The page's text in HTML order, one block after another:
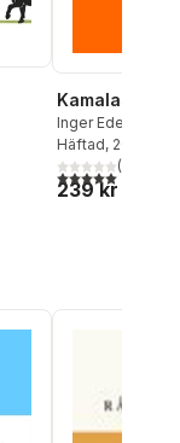
antal röster:
Kamalas bok
Inger Edelfeldt
Häftad, 2010
5,0utav 5(
239 kr